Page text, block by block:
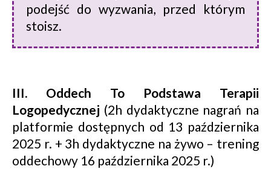
podejść do wyzwania, przed którym
stoisz.
III. Oddech To Podstawa
Terapii
Logopedycznej (2h dydaktyczne nagrań na
platformie dostępnych od 13 października
2025 r. + 3h dydaktyczne na żywo – trening
oddechowy 16 października 2025 r.)